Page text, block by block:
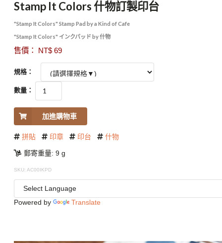
Stamp It Colors 什物訂製印台
"Stamp It Colors" Stamp Pad by a Kind of Cafe
"Stamp It Colors" インクパッド by 什物
售價： NT$ 69
規格：
數量：
加進購物車
拼貼 印章 印台 什物
郵寄重量: 9 g
SKU: AC00IKPD
Powered by Translate